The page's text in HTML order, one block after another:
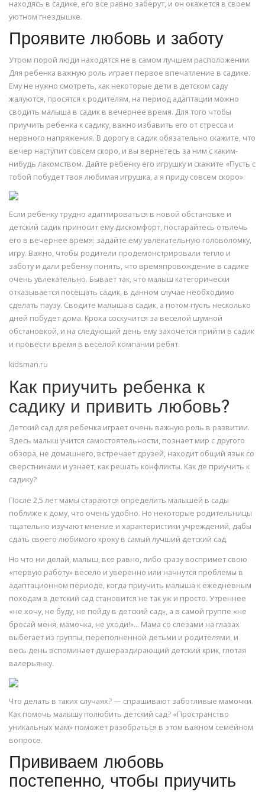
находясь в садике, его все равно заберут, и он окажется в своем
уютном гнездышке.
Проявите любовь и заботу
Утром порой люди находятся не в самом лучшем расположении.
Для ребенка важную роль играет первое впечатление в садике.
Ему не нужно смотреть, как некоторые дети в детском саду
жалуются, просятся к родителям, на период адаптации можно
сводить малыша в садик в вечернее время. Для того чтобы
приучить ребенка к садику, важно избавить его от стресса и
нервного напряжения. В дорогу в садик обязательно скажите, что
вечер наступит совсем скоро, и вы вернетесь за ним с каким-
нибудь лакомством. Дайте ребенку его игрушку и скажите «Пусть с
тобой побудет твоя любимая игрушка, а я приду совсем скоро».
Если ребенку трудно адаптироваться в новой обстановке и
детский садик приносит ему дискомфорт, постарайтесь отвлечь
его в вечернее время: задайте ему увлекательную головоломку,
игру. Важно, чтобы родители продемонстрировали тепло и
заботу и дали ребенку понять, что времяпровождение в садике
очень увлекательно. Бывает так, что малыш категорически
отказывается посещать садик, в данном случае необходимо
сделать паузу. Сводите малыша в садик, а потом пусть несколько
дней побудет дома. Кроха соскучится за веселой шумной
обстановкой, и на следующий день ему захочется прийти в садик
и провести время в веселой компании ребят.
kidsman.ru
Как приучить ребенка к
садику и привить любовь?
Детский сад для ребенка играет очень важную роль в развитии.
Здесь малыш учится самостоятельности, познает мир с другого
обзора, не домашнего, встречает друзей, находит общий язык со
сверстниками и узнает, как решать конфликты. Как де приучить к
садику?
После 2,5 лет мамы стараются определить малышей в сады
поближе к дому, что очень удобно. Но некоторые родительницы
тщательно изучают мнение и характеристики учреждений, дабы
сдать своего любимого кроху в самый лучший детский сад.
Но что ни делай, малыш, все равно, либо сразу воспримет свою
«первую работу» весело и уверенно или начнутся проблемы в
адаптационном периоде, когда приучить малыша к ежедневным
походам в детский сад становится не так уж и просто. Утреннее
«не хочу, не буду, не пойду в детский сад», а в самой группе «не
бросай меня, мамочка, не уходи!»… Мама со слезами на глазах
выбегает из группы, переполненной детьми и родителями, и
весь день вспоминает душераздирающий детский крик, глотая
валерьянку.
Что делать в таких случаях? — спрашивают заботливые мамочки.
Как помочь малышу полюбить детский сад? «Пространство
уникальных мам» поможет разобраться в этом важном семейном
вопросе.
Прививаем любовь
постепенно, чтобы приучить